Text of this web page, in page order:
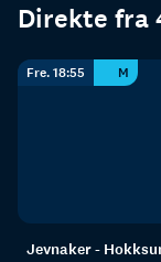
Direkte fra
Fre. 18:55 M
Jevnaker -